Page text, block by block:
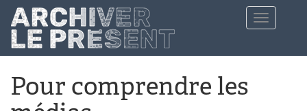
Aller au contenu principal
Toggle
navigation
Pour comprendre les